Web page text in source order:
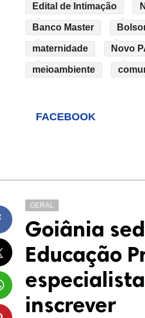
Edital de Intimação
Banco Master
maternidade Novo
meioambiente
FACEBOOK
GERAL
Goiânia
Educação
inscrever